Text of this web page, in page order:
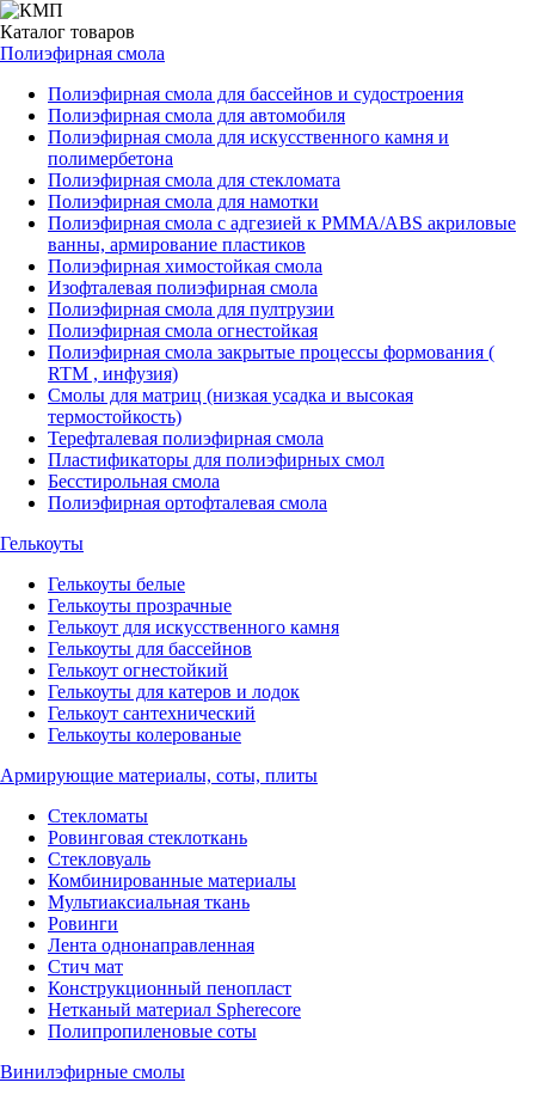
Каталог товаров
Полиэфирная смола
Полиэфирная смола для бассейнов и судостроения
Полиэфирная смола для автомобиля
Полиэфирная смола для искусственного камня и
полимербетона
Полиэфирная смола для стекломата
Полиэфирная смола для намотки
Полиэфирная смола с адгезией к РММА/АВS акриловые
ванны, армирование пластиков
Полиэфирная химостойкая смола
Изофталевая полиэфирная смола
Полиэфирная смола для пултрузии
Полиэфирная смола огнестойкая
Полиэфирная смола закрытые процессы формования (
RTM , инфузия)
Смолы для матриц (низкая усадка и высокая
термостойкость)
Терефталевая полиэфирная смола
Пластификаторы для полиэфирных смол
Бесстирольная смола
Полиэфирная ортофталевая смола
Гелькоуты
Гелькоуты белые
Гелькоуты прозрачные
Гелькоут для искусственного камня
Гелькоуты для бассейнов
Гелькоут огнестойкий
Гелькоуты для катеров и лодок
Гелькоут сантехнический
Гелькоуты колерованые
Армирующие материалы, соты, плиты
Стекломаты
Ровинговая стеклоткань
Стекловуаль
Комбинированные материалы
Мультиаксиальная ткань
Ровинги
Лента однонаправленная
Стич мат
Конструкционный пенопласт
Нетканый материал Spherecore
Полипропиленовые соты
Винилэфирные смолы